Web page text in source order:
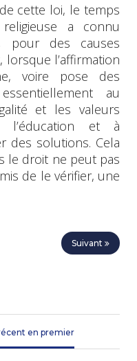
cette loi, le temps
a connu
pour des causes
l’affirmation
voire pose des
au
et les valeurs
l’éducation et à
des solutions. Cela
le droit ne peut pas
de le vérifier, une
Suivant
en premier